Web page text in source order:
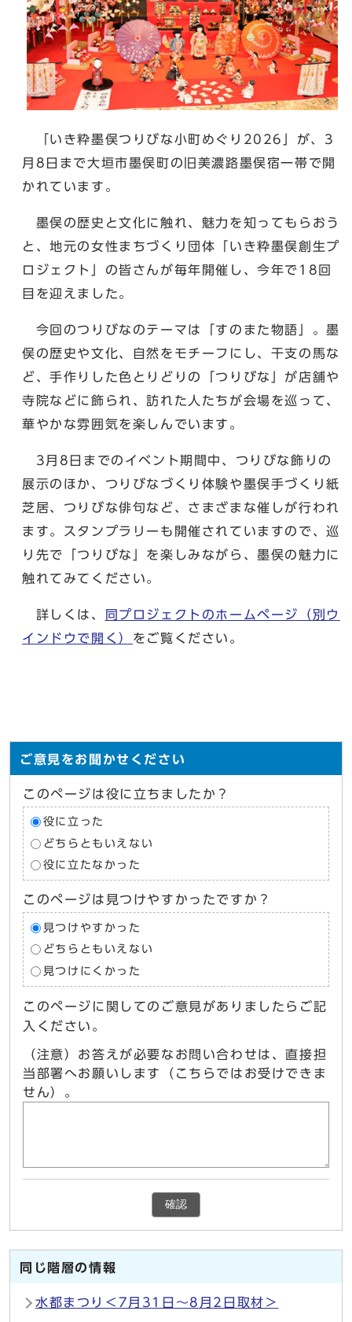
「いき粋墨俣つりびな小町めぐり2026」が、3
月8日まで大垣市墨俣町の旧美濃路墨俣宿一帯で開
かれています。
墨俣の歴史と文化に触れ、魅力を知ってもらおう
と、地元の女性まちづくり団体「いき粋墨俣創生プ
ロジェクト」の皆さんが毎年開催し、今年で18回
目を迎えました。
今回のつりびなのテーマは「すのまた物語」。墨
俣の歴史や文化、自然をモチーフにし、干支の馬な
ど、手作りした色とりどりの「つりびな」が店舗や
寺院などに飾られ、訪れた人たちが会場を巡って、
華やかな雰囲気を楽しんでいます。
3月8日までのイベント期間中、つりびな飾りの
展示のほか、つりびなづくり体験や墨俣手づくり紙
芝居、つりびな俳句など、さまざまな催しが行われ
ます。スタンプラリーも開催されていますので、巡
り先で「つりびな」を楽しみながら、墨俣の魅力に
触れてみてください。
詳しくは、 同プロジェクトのホームページ
（別ウ
インドウで開く） をご覧ください。
ご意見をお聞かせください
このページは役に立ちましたか？
役に立った
どちらともいえない
役に立たなかった
このページは見つけやすかったですか？
見つけやすかった
どちらともいえない
見つけにくかった
このページに関してのご意見がありましたらご記
入ください。
（注意）お答えが必要なお問い合わせは、直接担
当部署へお願いします（こちらではお受けできま
せん）。
確認
同じ階層の情報
水都まつり＜7月31日～8月2日取材＞